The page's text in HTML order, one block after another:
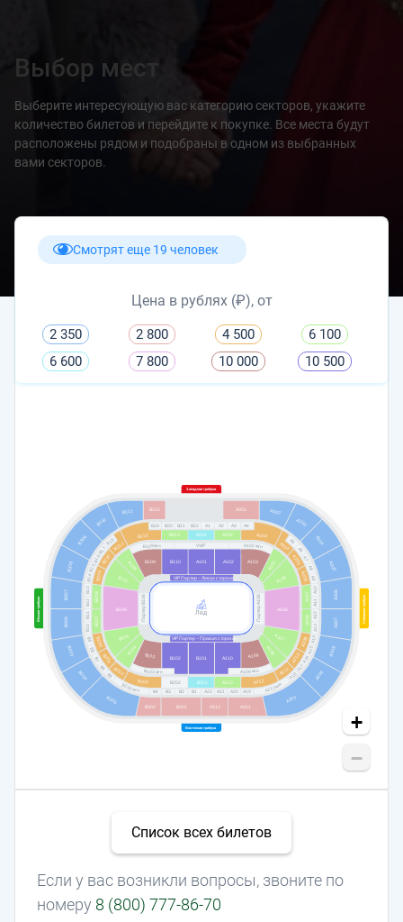
Выбор мест
Выберите интересующую вас категорию секторов, укажите
количество билетов и перейдите к покупке. Все места будут
расположены рядом и подобраны в одном из выбранных
вами секторов.
Смотрят еще 19 человек
Цена в рублях (₽), от
2 350 2 800 4 500
6 100
6 600
7 800 10 000 10 500
Северная трибуна
Южная трибуна
Восточная трибуна
Западная трибуна
Лёд
VIP Партер – Левая сторона
VIP Партер – Правая сторона
Партер В106 Партер А106
B301
B302
B303
B304
B305
B306
B307
B308
B309
B310
B311 B312 A301 A302
A303
A304
A305
A306
A307
A308
A309
A310
A311
A312
A103 A104
A105
A106
A107
A108
VVIP
A102
A101
B110
B109
A1 A2 A3 A4
A5
A6
A7
A8
A9
A10
A11
A12
A13
A14
A15
A16
A17
A18
A19
A20
A21
A22
B1
B2
B3
B4
B5
B6
B7
B8
B9
B10
B11
B12
B13
B14
B15
B16
B17
B18
B19 B20 B21 B22
A109
A110
B101
B102
B103
B104
B105
B106
B107
B108
A102 мгн
B109мгн
A109 мгн
B103 мгн
B203мгн A212мгн
B201
B202
B203
B204
B205
B206
B207
B208
B209
B210
B211
B212 B213 A201 A202 A203
A204
A205
A206
A207
A208
A209
A210
A211
A212
A213
+
−
Если у вас возникли вопросы, звоните по
номеру 8 (800) 777-86-70
Список всех билетов